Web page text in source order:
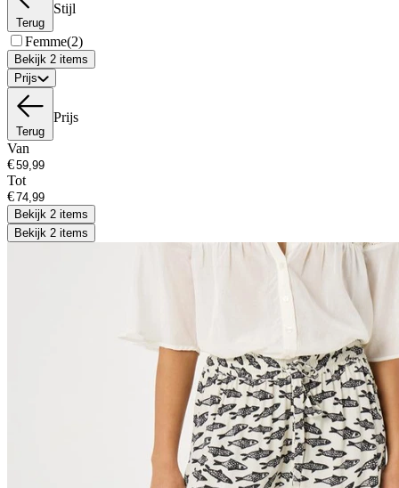
Terug
Stijl
Femme(2)
Bekijk 2 items
Prijs
Terug
Prijs
Van
€
Tot
€
Bekijk 2 items
Bekijk 2 items